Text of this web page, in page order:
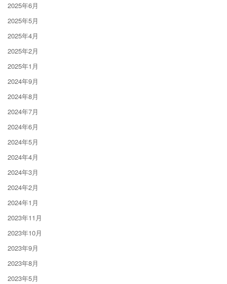
2025年6月
2025年5月
2025年4月
2025年2月
2025年1月
2024年9月
2024年8月
2024年7月
2024年6月
2024年5月
2024年4月
2024年3月
2024年2月
2024年1月
2023年11月
2023年10月
2023年9月
2023年8月
2023年5月